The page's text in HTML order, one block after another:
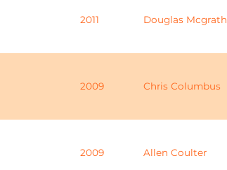
2011 Douglas Mcgrath
2009 Chris Columbus
2009 Allen Coulter